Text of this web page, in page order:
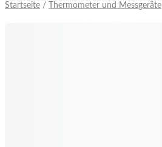
Startseite / Thermometer und Messgeräte